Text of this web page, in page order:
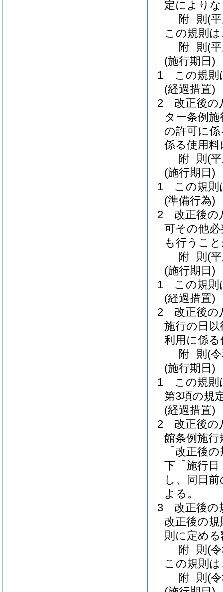
定により
附 則 (
この規則
附 則 (
(施行期日)
1
この規則
(経過措置)
2
改正後の
ター条例
の許可に
係る使用
附 則 (
(施行期日)
1
この規則
(準備行為)
2
改正後の
可その他
も行うこ
附 則 (
(施行期日)
1
この規則
(経過措置)
2
改正後の
施行の日
利用に係
附 則 (
(施行期日)
1
この規則
第3項の規
(経過措置)
2
改正後の
館条例施行
「改正後
下「施行
し、同日
よる。
3
改正後の
改正後の
則に定め
附 則 (
この規則
附 則 (